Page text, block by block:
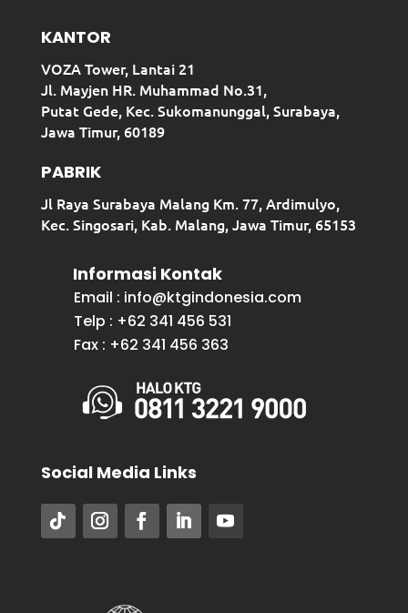
KANTOR
VOZA Tower, Lantai 21
Jl. Mayjen HR. Muhammad No.31,
Putat Gede, Kec. Sukomanunggal, Surabaya,
Jawa Timur, 60189
PABRIK
Jl Raya Surabaya Malang Km. 77, Ardimulyo,
Kec. Singosari, Kab. Malang, Jawa Timur, 65153
Informasi Kontak
Email : info@ktgindonesia.com
Telp : +62 341 456 531
Fax : +62 341 456 363
Social Media Links